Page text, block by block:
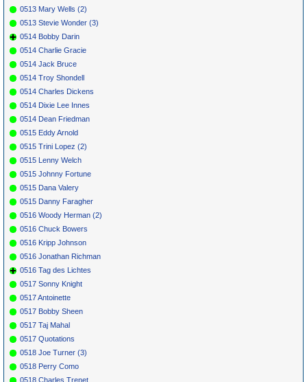
0513 Mary Wells (2)
0513 Stevie Wonder (3)
0514 Bobby Darin
0514 Charlie Gracie
0514 Jack Bruce
0514 Troy Shondell
0514 Charles Dickens
0514 Dixie Lee Innes
0514 Dean Friedman
0515 Eddy Arnold
0515 Trini Lopez (2)
0515 Lenny Welch
0515 Johnny Fortune
0515 Dana Valery
0515 Danny Faragher
0516 Woody Herman (2)
0516 Chuck Bowers
0516 Kripp Johnson
0516 Jonathan Richman
0516 Tag des Lichtes
0517 Sonny Knight
0517 Antoinette
0517 Bobby Sheen
0517 Taj Mahal
0517 Quotations
0518 Joe Turner (3)
0518 Perry Como
0518 Charles Trenet